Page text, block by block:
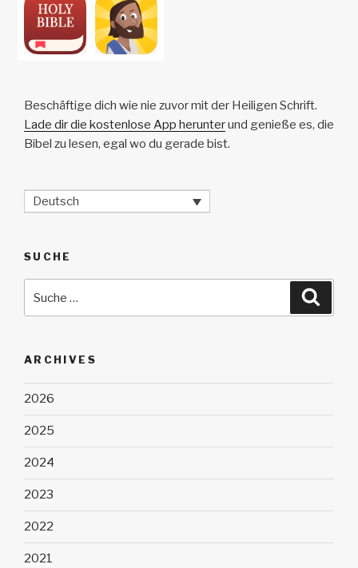
Beschäftige dich wie nie zuvor mit der Heiligen Schrift.
Lade dir die kostenlose App herunterund genieße es, die
Bibel zu lesen, egal wo du gerade bist.
Deutsch
SUCHE
nach:
ARCHIVES
2026
2025
2024
2023
2022
2021